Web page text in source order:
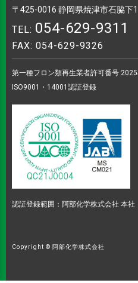
〒425-0016 静岡県焼津市石脇下
TEL: 054-629-9311
FAX: 054-629-9326
第一種フロン類再生業者許可番号
ISO9001・14001認証登録
認証登録範囲：阿部化学株式会社 本社
Copyright © 阿部化学株式会社